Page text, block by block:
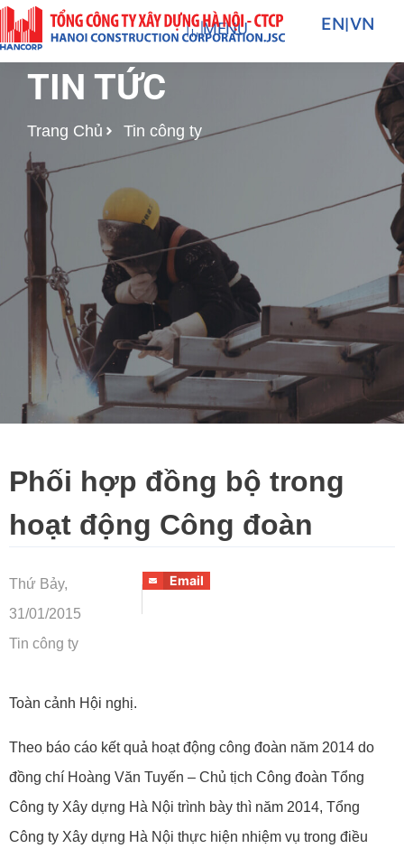
Nhảy
tới
nội
dung
MENU EN|VN
TIN TỨC
Trang Chủ Tin công ty
Phối hợp đồng bộ trong
hoạt động Công đoàn
Thứ Bảy,
31/01/2015
Tin công ty
Email
Toàn cảnh Hội nghị.
Theo báo cáo kết quả hoạt động công đoàn năm 2014 do
đồng chí Hoàng Văn Tuyến – Chủ tịch Công đoàn Tổng
Công ty Xây dựng Hà Nội trình bày thì năm 2014, Tổng
Công ty Xây dựng Hà Nội thực hiện nhiệm vụ trong điều